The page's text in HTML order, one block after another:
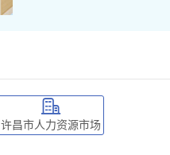
许昌市人力资源市场